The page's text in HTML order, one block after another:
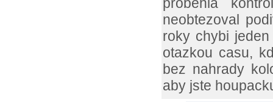
neobtezoval
roky chybi
otazkou casu,
bez nahrady
aby jste